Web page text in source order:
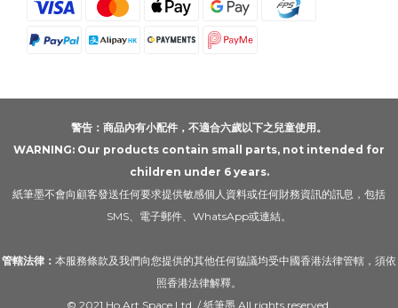
警告：商品內有小配件，不適合六歲以下之兒童使用。
WARNING: Our products contain small parts, not intended for
children under 6 years.
紙筆墨不會向顧客發送任何要求提供敏感個人資料或任何財務資訊的訊息，包括
SMS、電子郵件、WhatsApp或連結。
管轄法律： 本服務條款及我們向您提供的其他任何協議均受中國香港法律管轄，須依
照香港法律解釋。
© 2021 Ho Art Space Ltd. / 紙筆墨 All rights reserved.